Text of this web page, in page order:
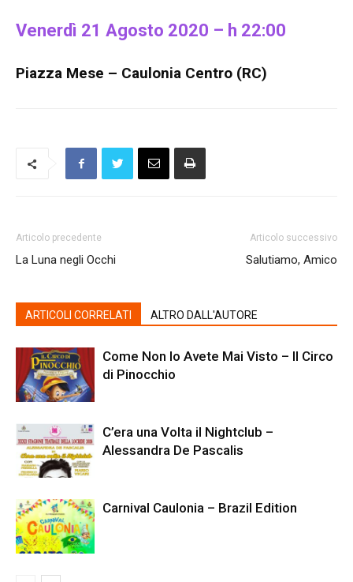
Venerdì 21 Agosto 2020 – h 22:00
Piazza Mese – Caulonia Centro (RC)
Articolo precedente
La Luna negli Occhi
Articolo successivo
Salutiamo, Amico
ARTICOLI CORRELATI ALTRO DALL'AUTORE
Come Non lo Avete Mai Visto – Il Circo
di Pinocchio
C’era una Volta il Nightclub –
Alessandra De Pascalis
Carnival Caulonia – Brazil Edition